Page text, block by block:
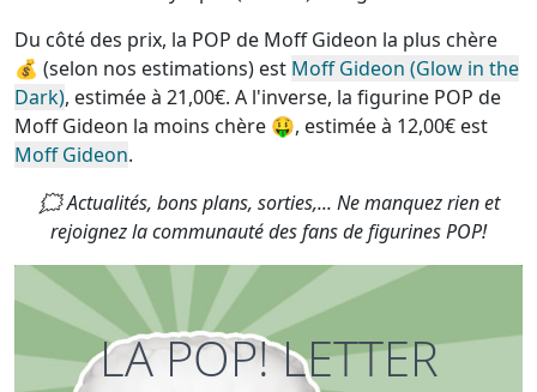
Du côté des prix, la POP de Moff Gideon la plus chère
💰 (selon nos estimations) est Moff Gideon (Glow in the
Dark), estimée à 21,00€. A l'inverse, la figurine POP de
Moff Gideon la moins chère 🤑, estimée à 12,00€ est
Moff Gideon.
🗯 Actualités, bons plans, sorties,... Ne manquez rien et
rejoignez la communauté des fans de figurines POP!
LA POP! LETTER